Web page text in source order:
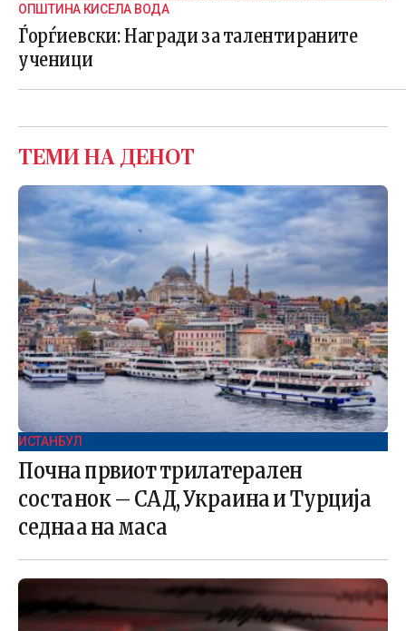
ОПШТИНА КИСЕЛА ВОДА
Ѓорѓиевски: Награди за талентираните
ученици
ТЕМИ НА ДЕНОТ
ИСТАНБУЛ
Почна првиот трилатерален
состанок – САД, Украина и Турција
седнаа на маса